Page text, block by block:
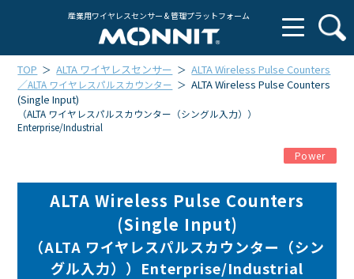
産業用ワイヤレスセンサー & 管理プラットフォーム
TOP ＞ALTA ワイヤレスセンサー ＞ALTA Wireless Pulse Counters
／ALTA ワイヤレスパルスカウンター ＞ALTA Wireless Pulse Counters
(Single Input)
（ALTA ワイヤレスパルスカウンター（シングル入力））
Enterprise/Industrial
Power
ALTA Wireless Pulse Counters
(Single Input)
（ALTA ワイヤレスパルスカウンター（シン
グル入力））Enterprise/Industrial